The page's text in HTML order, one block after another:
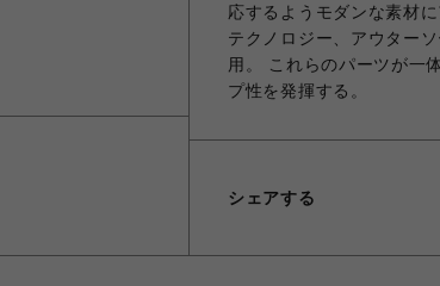
応するようモダンな素材
テクノロジー、アウター
用。 これらのパーツが一
プ性を発揮する。
シェアする